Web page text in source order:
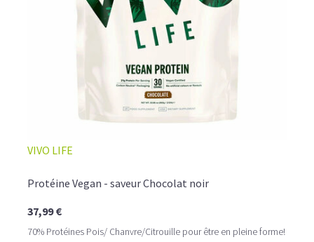
VIVO LIFE
Protéine Vegan - saveur Chocolat noir
37,99 €
70% Protéines Pois/ Chanvre/Citrouille pour être en pleine forme!